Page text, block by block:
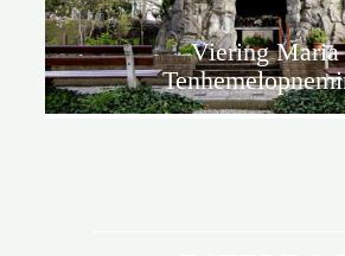
Viering Maria